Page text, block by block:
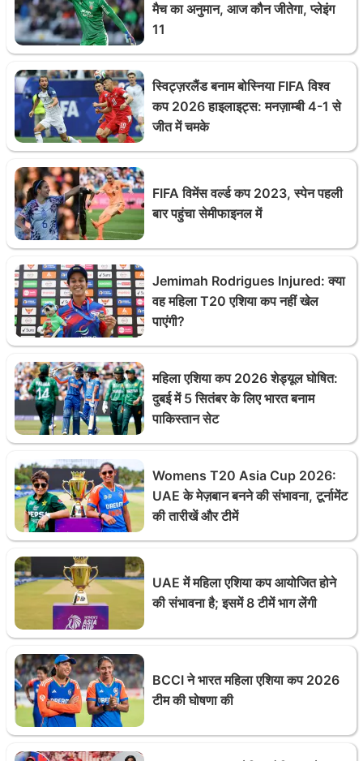
मैच का अनुमान, आज कौन जीतेगा, प्लेइंग
11
स्विट्ज़रलैंड बनाम बोस्निया FIFA विश्व
कप 2026 हाइलाइट्स: मनज़ाम्बी 4-1 से
जीत में चमके
FIFA विमेंस वर्ल्ड कप 2023, स्पेन पहली
बार पहुंचा सेमीफाइनल में
Jemimah Rodrigues Injured: क्या
वह महिला T20 एशिया कप नहीं खेल
पाएंगी?
महिला एशिया कप 2026 शेड्यूल घोषित:
दुबई में 5 सितंबर के लिए भारत बनाम
पाकिस्तान सेट
Womens T20 Asia Cup 2026:
UAE के मेज़बान बनने की संभावना, टूर्नामेंट
की तारीखें और टीमें
UAE में महिला एशिया कप आयोजित होने
की संभावना है; इसमें 8 टीमें भाग लेंगी
BCCI ने भारत महिला एशिया कप 2026
टीम की घोषणा की